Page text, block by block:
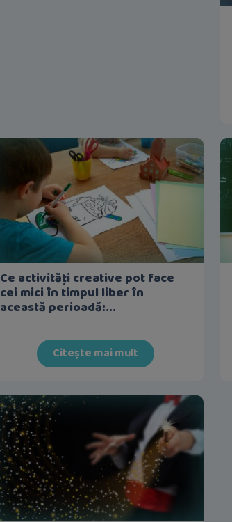
Ce activități creative pot face
cei mici în timpul liber în
această perioadă:...
Citește mai mult